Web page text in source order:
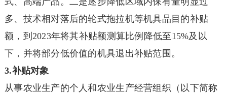
多、技术相对落后的轮式拖拉机等机具品目的补贴
额，到2023年将其补贴额测算比例降低至15%及以
下，并将部分低价值的机具退出补贴范围。
3.补贴对象
从事农业生产的个人和农业生产经营组织（以下简称